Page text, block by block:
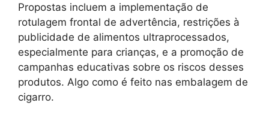
Propostas incluem a implementação de
rotulagem frontal de advertência, restrições à
publicidade de alimentos ultraprocessados,
especialmente para crianças, e a promoção de
campanhas educativas sobre os riscos desses
produtos. Algo como é feito nas embalagem de
cigarro.